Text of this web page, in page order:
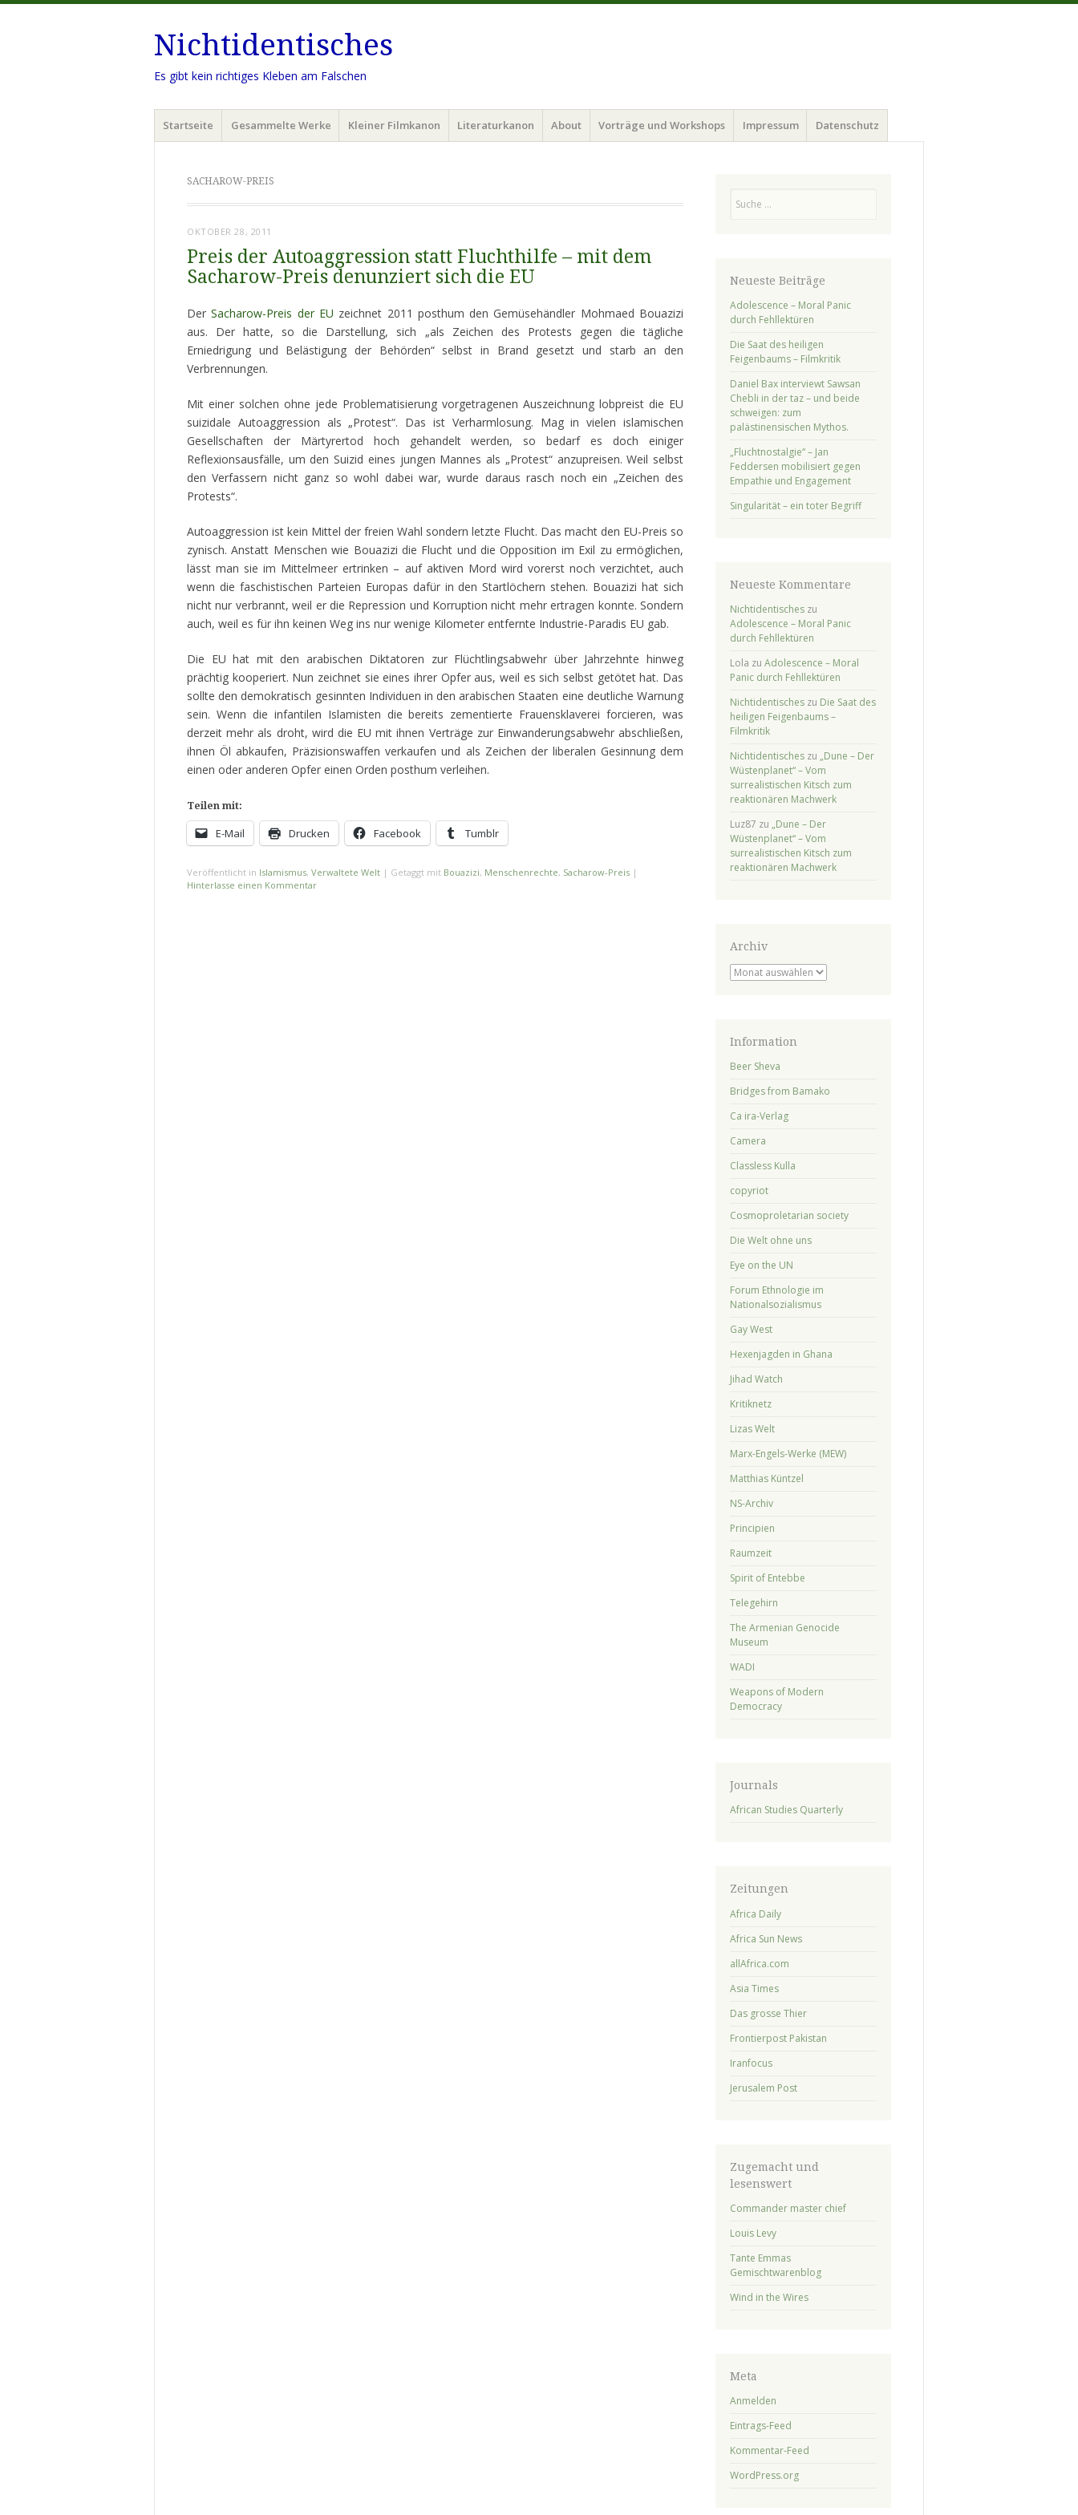
Nichtidentisches
Es gibt kein richtiges Kleben am Falschen
Menü
Zum
Inhalt
Startseite Gesammelte Werke Kleiner Filmkanon Literaturkanon About Vorträge und Workshops Impressum Datenschutz
SACHAROW-PREIS
OKTOBER 28, 2011
Preis der Autoaggression statt Fluchthilfe – mit dem
Sacharow-Preis denunziert sich die EU
Der Sacharow-Preis der EU zeichnet 2011 posthum den Gemüsehändler Mohmaed Bouazizi
aus. Der hatte, so die Darstellung, sich „als Zeichen des Protests gegen die tägliche
Erniedrigung und Belästigung der Behörden“ selbst in Brand gesetzt und starb an den
Verbrennungen.
Mit einer solchen ohne jede Problematisierung vorgetragenen Auszeichnung lobpreist die EU
suizidale Autoaggression als „Protest“. Das ist Verharmlosung. Mag in vielen islamischen
Gesellschaften der Märtyrertod hoch gehandelt werden, so bedarf es doch einiger
Reflexionsausfälle, um den Suizid eines jungen Mannes als „Protest“ anzupreisen. Weil selbst
den Verfassern nicht ganz so wohl dabei war, wurde daraus rasch noch ein „Zeichen des
Protests“.
Autoaggression ist kein Mittel der freien Wahl sondern letzte Flucht. Das macht den EU-Preis so
zynisch. Anstatt Menschen wie Bouazizi die Flucht und die Opposition im Exil zu ermöglichen,
lässt man sie im Mittelmeer ertrinken – auf aktiven Mord wird vorerst noch verzichtet, auch
wenn die faschistischen Parteien Europas dafür in den Startlöchern stehen. Bouazizi hat sich
nicht nur verbrannt, weil er die Repression und Korruption nicht mehr ertragen konnte. Sondern
auch, weil es für ihn keinen Weg ins nur wenige Kilometer entfernte Industrie-Paradis EU gab.
Die EU hat mit den arabischen Diktatoren zur Flüchtlingsabwehr über Jahrzehnte hinweg
prächtig kooperiert. Nun zeichnet sie eines ihrer Opfer aus, weil es sich selbst getötet hat. Das
sollte den demokratisch gesinnten Individuen in den arabischen Staaten eine deutliche Warnung
sein. Wenn die infantilen Islamisten die bereits zementierte Frauensklaverei forcieren, was
derzeit mehr als droht, wird die EU mit ihnen Verträge zur Einwanderungsabwehr abschließen,
ihnen Öl abkaufen, Präzisionswaffen verkaufen und als Zeichen der liberalen Gesinnung dem
einen oder anderen Opfer einen Orden posthum verleihen.
Teilen mit:
E-Mail Drucken Facebook Tumblr
Veröffentlicht in Islamismus, Verwaltete Welt | Getaggt mit Bouazizi, Menschenrechte, Sacharow-Preis |
Hinterlasse einen Kommentar
Neueste Beiträge
Adolescence – Moral Panic
durch Fehllektüren
Die Saat des heiligen
Feigenbaums – Filmkritik
Daniel Bax interviewt Sawsan
Chebli in der taz – und beide
schweigen: zum
palästinensischen Mythos.
„Fluchtnostalgie“ – Jan
Feddersen mobilisiert gegen
Empathie und Engagement
Singularität – ein toter Begriff
Neueste Kommentare
Nichtidentischeszu
Adolescence – Moral Panic
durch Fehllektüren
Lola zu Adolescence – Moral
Panic durch Fehllektüren
Nichtidentischeszu Die Saat des
heiligen Feigenbaums –
Filmkritik
Nichtidentischeszu „Dune – Der
Wüstenplanet“ – Vom
surrealistischen Kitsch zum
reaktionären Machwerk
Luz87 zu „Dune – Der
Wüstenplanet“ – Vom
surrealistischen Kitsch zum
reaktionären Machwerk
Archiv
Archiv
Information
Beer Sheva
Bridges from Bamako
Ca ira-Verlag
Camera
Classless Kulla
copyriot
Cosmoproletarian society
Die Welt ohne uns
Eye on the UN
Forum Ethnologie im
Nationalsozialismus
Gay West
Hexenjagden in Ghana
Jihad Watch
Kritiknetz
Lizas Welt
Marx-Engels-Werke (MEW)
Matthias Küntzel
NS-Archiv
Principien
Raumzeit
Spirit of Entebbe
Telegehirn
The Armenian Genocide
Museum
WADI
Weapons of Modern
Democracy
Journals
African Studies Quarterly
Zeitungen
Africa Daily
Africa Sun News
allAfrica.com
Asia Times
Das grosse Thier
Frontierpost Pakistan
Iranfocus
Jerusalem Post
Zugemacht und
lesenswert
Commander master chief
Louis Levy
Tante Emmas
Gemischtwarenblog
Wind in the Wires
Meta
Anmelden
Eintrags-Feed
Kommentar-Feed
WordPress.org